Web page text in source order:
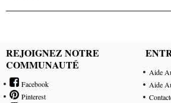
REJOIGNEZ NOTRE
COMMUNAUTÉ
Facebook
Pinterest
Aide
Aide